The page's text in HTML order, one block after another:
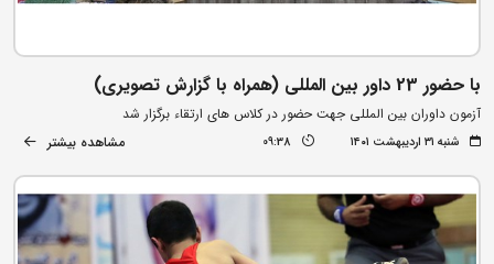
با حضور 23 داور بین المللی (همراه با گزارش تصویری)
آزمون داوران بین المللی جهت حضور در کلاس های ارتقاء برگزار شد
شنبه ۳۱ اردیبهشت ۱۴۰۱ 09:38 مشاهده بیشتر